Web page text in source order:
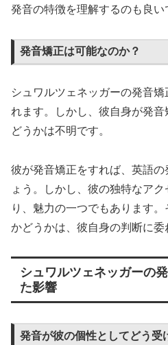
発音の特徴を理解するのも良い
発音矯正は可能なのか？
シュワルツェネッガーの発音
れます。しかし、彼自身が発
どうかは不明です。
彼が発音矯正をすれば、英語
ょう。しかし、彼の独特なア
り、魅力の一つでもあります
かどうかは、彼自身の判断に委
シュワルツェネッガーの
た影響
発音が彼の個性としてどう受